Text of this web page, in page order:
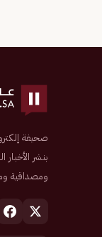
بنشر
ومصداقية